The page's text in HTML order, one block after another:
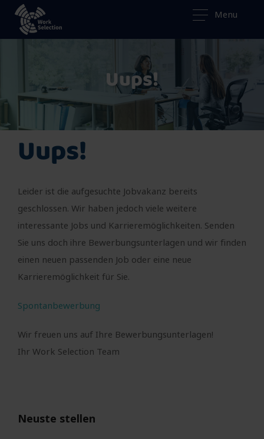
Menu
Uups!
Uups!
Leider ist die aufgesuchte Jobvakanz bereits
geschlossen. Wir haben jedoch viele weitere
interessante Jobs und Karrieremöglichkeiten. Senden
Sie uns doch ihre Bewerbungsunterlagen und wir finden
einen neuen passenden Job oder eine neue
Karrieremöglichkeit für Sie.
Spontanbewerbung
Wir freuen uns auf Ihre Bewerbungsunterlagen!
Ihr Work Selection Team
Neuste stellen